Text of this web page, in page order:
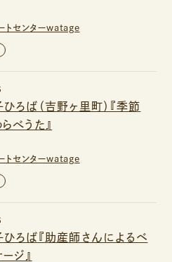
トセンターwatage
ろば（吉野ヶ里町）『季節
べうた』
トセンターwatage
ろば『助産師さんによるベ
ジ』